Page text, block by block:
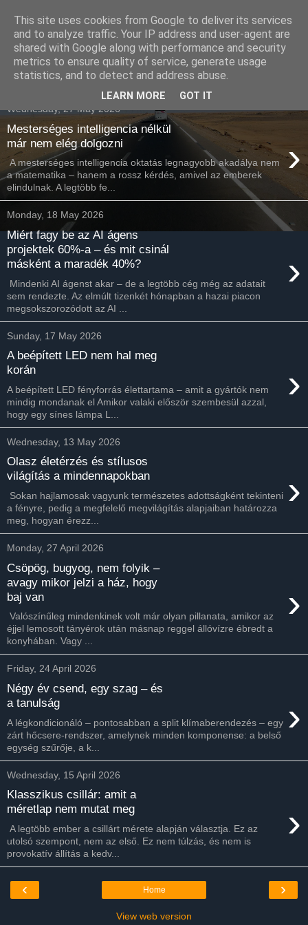
Havidíjas webáruház
keresőoptimalizálás
Wednesday, 27 May 2026
Mesterséges intelligencia nélkül
már nem elég dolgozni
›
A mesterséges intelligencia oktatás legnagyobb akadálya nem
a matematika – hanem a rossz kérdés, amivel az emberek
elindulnak. A legtöbb fe...
Monday, 18 May 2026
Miért fagy be az AI ágens
projektek 60%-a – és mit csinál
másként a maradék 40%?
›
Mindenki AI ágenst akar – de a legtöbb cég még az adatait
sem rendezte. Az elmúlt tizenkét hónapban a hazai piacon
megsokszorozódott az AI ...
Sunday, 17 May 2026
A beépített LED nem hal meg
korán
›
A beépített LED fényforrás élettartama – amit a gyártók nem
mindig mondanak el Amikor valaki először szembesül azzal,
hogy egy sínes lámpa L...
Wednesday, 13 May 2026
Olasz életérzés és stílusos
világítás a mindennapokban
›
Sokan hajlamosak vagyunk természetes adottságként tekinteni
a fényre, pedig a megfelelő megvilágítás alapjaiban határozza
meg, hogyan érezz...
Monday, 27 April 2026
Csöpög, bugyog, nem folyik –
avagy mikor jelzi a ház, hogy
baj van
›
Valószínűleg mindenkinek volt már olyan pillanata, amikor az
éjjel lemosott tányérok után másnap reggel állóvízre ébredt a
konyhában. Vagy ...
Friday, 24 April 2026
Négy év csend, egy szag – és
a tanulság
›
A légkondicionáló – pontosabban a split klímaberendezés – egy
zárt hőcsere-rendszer, amelynek minden komponense: a belső
egység szűrője, a k...
Wednesday, 15 April 2026
Klasszikus csillár: amit a
méretlap nem mutat meg
›
A legtöbb ember a csillárt mérete alapján választja. Ez az
utolsó szempont, nem az első. Ez nem túlzás, és nem is
provokatív állítás a kedv...
‹ ›
Home
View web version
This site uses cookies from Google to deliver its services
and to analyze traffic. Your IP address and user-agent are
shared with Google along with performance and security
metrics to ensure quality of service, generate usage
statistics, and to detect and address abuse.
LEARN MORE GOT IT